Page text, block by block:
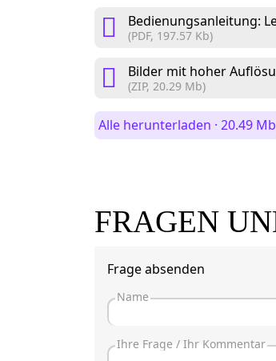
Bedienungsanleitung:
(PDF, 197.57 Kb)
Bilder mit hoher
(ZIP, 20.29 Mb)
Alle herunterladen · 20.49 Mb
FRAGEN
Frage absenden